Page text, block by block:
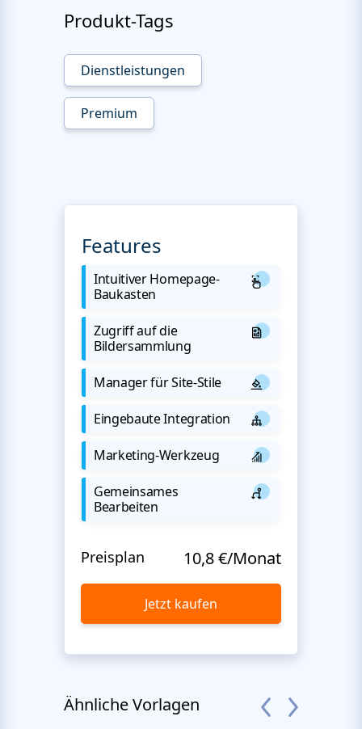
Produkt-Tags
Dienstleistungen
Premium
Features
Intuitiver Homepage-
Baukasten
Zugriff auf die
Bildersammlung
Manager für Site-Stile
Eingebaute Integration
Marketing-Werkzeug
Gemeinsames
Bearbeiten
Preisplan 10,8 €/Monat
Jetzt kaufen
Ähnliche Vorlagen